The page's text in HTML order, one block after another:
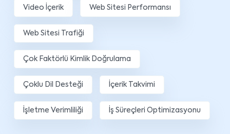
Video İçerik Web Sitesi Performansı
Web Sitesi Trafiği
Çok Faktörlü Kimlik Doğrulama
Çoklu Dil Desteği İçerik Takvimi
İşletme Verimliliği İş Süreçleri Optimizasyonu